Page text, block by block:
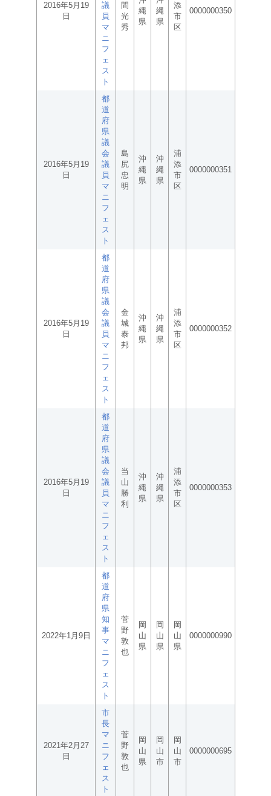
2016年5月19
日
議
員
マ
ニ
フ
ェ
ス
ト
間
光
秀
縄
県
縄
県
添
市
区
0000000350
2016年5月19
日
都
道
府
県
議
会
議
員
マ
ニ
フ
ェ
ス
ト
島
尻
忠
明
沖
縄
県
沖
縄
県
浦
添
市
区
0000000351
2016年5月19
日
都
道
府
県
議
会
議
員
マ
ニ
フ
ェ
ス
ト
金
城
泰
邦
沖
縄
県
沖
縄
県
浦
添
市
区
0000000352
2016年5月19
日
都
道
府
県
議
会
議
員
マ
ニ
フ
ェ
ス
ト
当
山
勝
利
沖
縄
県
沖
縄
県
浦
添
市
区
0000000353
2022年1月9日
都
道
府
県
知
事
マ
ニ
フ
ェ
ス
ト
菅
野
敦
也
岡
山
県
岡
山
県
岡
山
県
0000000990
2021年2月27
日
市
長
マ
ニ
フ
ェ
ス
ト
菅
野
敦
也
岡
山
県
岡
山
市
岡
山
市
0000000695